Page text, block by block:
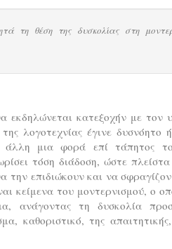
τη θέση της δυσκολίας στη
εκδηλώνεται κατεξοχήν με τον
λογοτεχνίας έγινε δυσνόητο
άλλη μια φορά επί τάπητος
τόση διάδοση, ώστε
την επιδιώκουν και να
κείμενα του μοντερνισμού, ο
ανάγοντας τη δυσκολία
καθοριστικό, της